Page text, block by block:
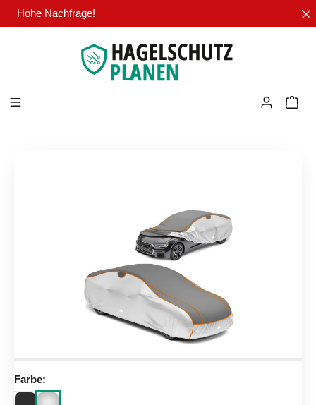
Zum Hauptinhalt springen
Hohe Nachfrage!
Farbe: